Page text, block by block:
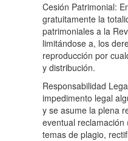
Cesión Patrimonial:
gratuitamente la
patrimoniales a la
limitándose a, los
reproducción por
y distribución.
Responsabilidad
impedimento legal
y se asume la plena
eventual
temas de plagio,